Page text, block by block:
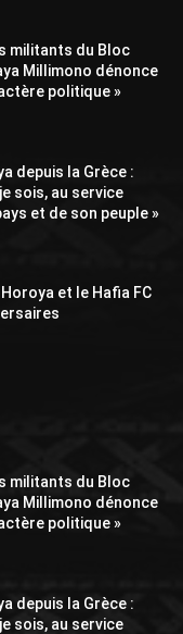
militants du Bloc
Millimono dénonce
politique »
depuis la Grèce :
sois, au service
et de son peuple »
et le Hafia FC
militants du Bloc
Millimono dénonce
politique »
depuis la Grèce :
sois, au service